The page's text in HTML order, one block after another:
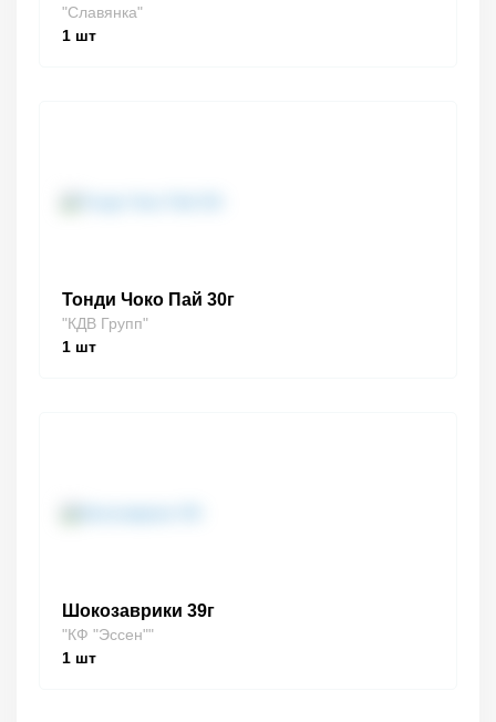
"Славянка"
1 шт
Тонди Чоко Пай 30г
"КДВ Групп"
1 шт
Шокозаврики 39г
"КФ "Эссен""
1 шт